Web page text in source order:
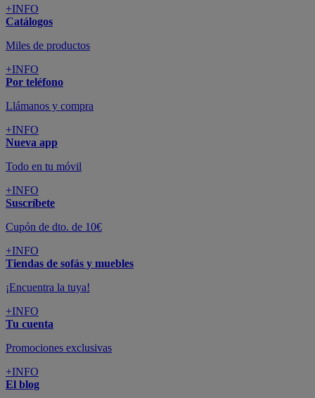
+INFO
Catálogos
Miles de productos
+INFO
Por teléfono
Llámanos y compra
+INFO
Nueva app
Todo en tu móvil
+INFO
Suscríbete
Cupón de dto. de 10€
+INFO
Tiendas de sofás y muebles
¡Encuentra la tuya!
+INFO
Tu cuenta
Promociones exclusivas
+INFO
El blog